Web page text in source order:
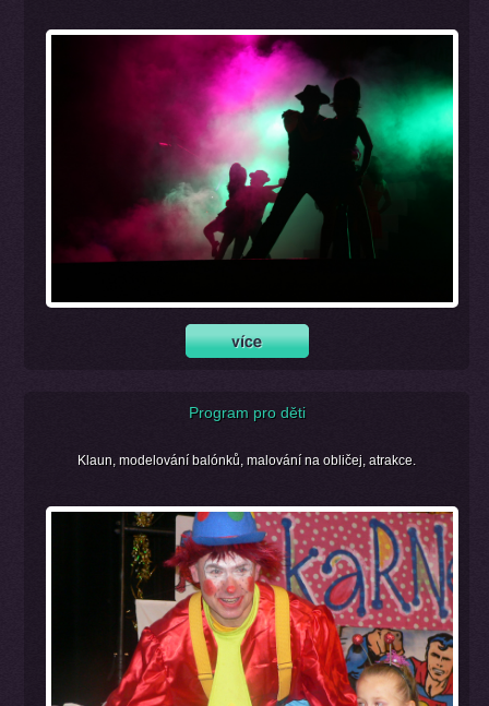
Program pro děti
Klaun, modelování balónků, malování na obličej, atrakce.